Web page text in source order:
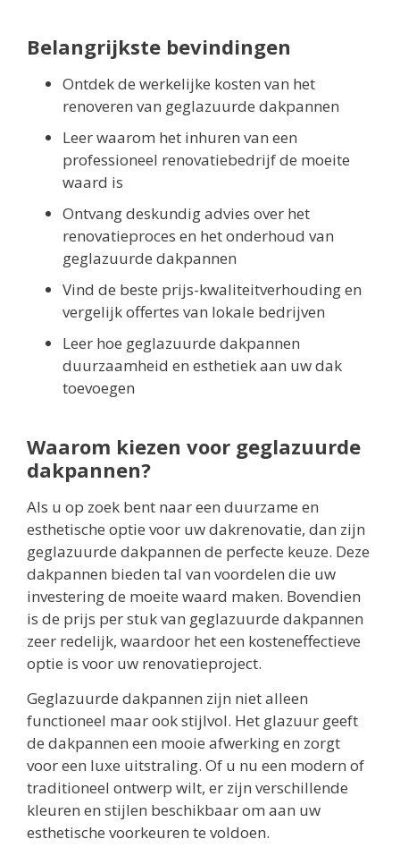
Belangrijkste bevindingen
Ontdek de werkelijke kosten van het
renoveren van geglazuurde dakpannen
Leer waarom het inhuren van een
professioneel renovatiebedrijf de moeite
waard is
Ontvang deskundig advies over het
renovatieproces en het onderhoud van
geglazuurde dakpannen
Vind de beste prijs-kwaliteitverhouding en
vergelijk offertes van lokale bedrijven
Leer hoe geglazuurde dakpannen
duurzaamheid en esthetiek aan uw dak
toevoegen
Waarom kiezen voor geglazuurde
dakpannen?
Als u op zoek bent naar een duurzame en
esthetische optie voor uw dakrenovatie, dan zijn
geglazuurde dakpannen de perfecte keuze. Deze
dakpannen bieden tal van voordelen die uw
investering de moeite waard maken. Bovendien
is de prijs per stuk van geglazuurde dakpannen
zeer redelijk, waardoor het een kosteneffectieve
optie is voor uw renovatieproject.
Geglazuurde dakpannen zijn niet alleen
functioneel maar ook stijlvol. Het glazuur geeft
de dakpannen een mooie afwerking en zorgt
voor een luxe uitstraling. Of u nu een modern of
traditioneel ontwerp wilt, er zijn verschillende
kleuren en stijlen beschikbaar om aan uw
esthetische voorkeuren te voldoen.